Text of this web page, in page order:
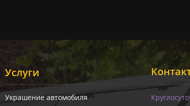
Услуги
Украшение автомобиля